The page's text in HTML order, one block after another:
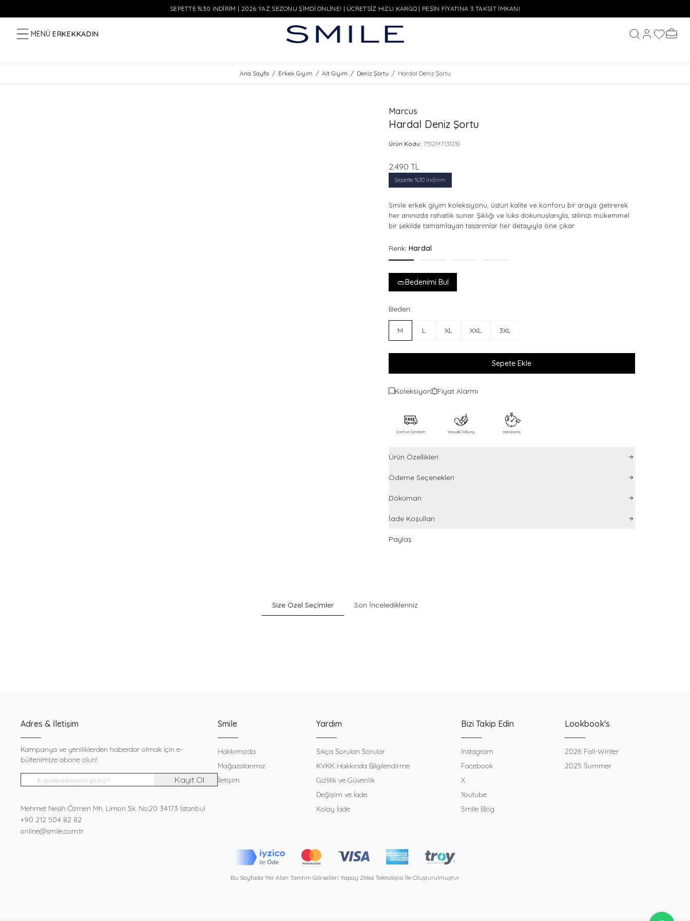
SEPETTE %30 iNDİRİM | 2026 YAZ SEZONU ŞİMDİ ONLİNE! | ÜCRETSİZ HIZLI KARGO | PEŞİN FİYATINA 3 TAKSİT İMKANI
MENÜ ERKEKKADIN
Hesabım
Favorilerim
Ana Sayfa / Erkek Giyim / Alt Giyim / Deniz Şortu / Hardal Deniz Şortu
Marcus
Hardal Deniz Şortu
Ürün Kodu: 7512M7131210
2.490 TL
Sepette %30 İndirim
Smile erkek giyim koleksiyonu, üstün kalite ve konforu bir araya getirerek
her anınızda rahatlık sunar. Şıklığı ve lüks dokunuşlarıyla, stilinizi mükemmel
bir şekilde tamamlayan tasarımlar her detayıyla öne çıkar.
Renk: Hardal
Bedenimi Bul
Beden:
M L XL XXL 3XL
Sepete Ekle
Koleksiyon Fiyat Alarmı
Ücretsiz Gönderim Yumuşak Dokunuş Hızlı Kuruma
Ürün Özellikleri
Ödeme Seçenekleri
Döküman
İade Koşulları
Paylaş
Size Özel Seçimler Son İnceledikleriniz
Adres & İletişim
Kampanya ve yeniliklerden haberdar olmak için e-
bültenimize abone olun!
Kayıt Ol
Adres
Mehmet Nesih Özmen Mh. Limon Sk. No:20 34173 İstanbul
Telefon
+90 212 504 82 82
E-Posta
online@smile.com.tr
Smile
Hakkımızda
Mağazalarımız
İletişim
Yardım
Sıkça Sorulan Sorular
KVKK Hakkında Bilgilendirme
Gizlilik ve Güvenlik
Değişim ve İade
Kolay İade
Bizi Takip Edin
Instagram
Facebook
X
Youtube
Smile Blog
Lookbook's
2026 Fall-Winter
2025 Summer
Bu Sayfada Yer Alan Tanıtım Görselleri Yapay Zeka Teknolojisi İle Oluşturulmuştur